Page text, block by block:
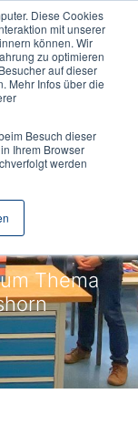
Diese Cookies
mit unserer
können. Wir
zu optimieren
auf dieser
Mehr Infos über die
Besuch dieser
Ihrem Browser
werden
– „Labor
Thema